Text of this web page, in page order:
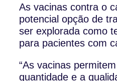
As vacinas contra o
potencial opção de
ser explorada como
para pacientes com
“As vacinas
quantidade e a